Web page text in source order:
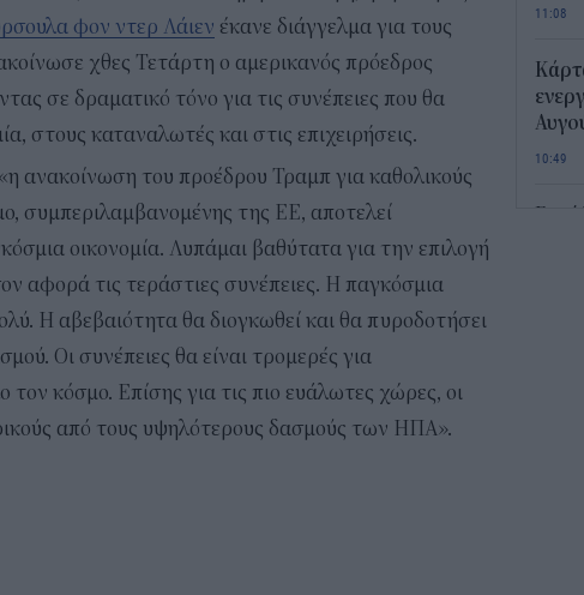
φον ντερ Λάιεν έκανε διάγγελμα για τους
χθες Τετάρτη ο αμερικανός πρόεδρος
σε δραματικό τόνο για τις συνέπειες που θα
στους καταναλωτές και στις επιχειρήσεις.
ανακοίνωση του προέδρου Τραμπ για καθολικούς
συμπεριλαμβανομένης της ΕΕ, αποτελεί
οικονομία. Λυπάμαι βαθύτατα για την επιλογή
αφορά τις τεράστιες συνέπειες. Η παγκόσμια
Η αβεβαιότητα θα διογκωθεί και θα πυροδοτήσει
Οι συνέπειες θα είναι τρομερές για
κόσμο. Επίσης για τις πιο ευάλωτες χώρες, οι
από τους υψηλότερους δασμούς των ΗΠΑ».
11:08
10:49